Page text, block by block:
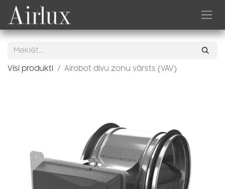
Skip to Content
Visi produkti Airobot divu zonu vārsts (VAV)